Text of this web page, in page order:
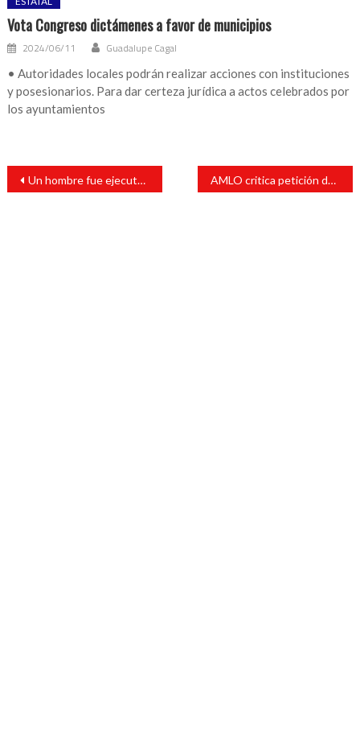
Vota Congreso dictámenes a favor de municipios
2024/06/11 Guadalupe Cagal
• Autoridades locales podrán realizar acciones con instituciones
y posesionarios. Para dar certeza jurídica a actos celebrados por
los ayuntamientos
Navegación
entradas
Un hombre fue ejecutado en la localidad de Zapoapan AMLO critica petición de comité de la ONU de retirar a militares de tareas de seguridad pública